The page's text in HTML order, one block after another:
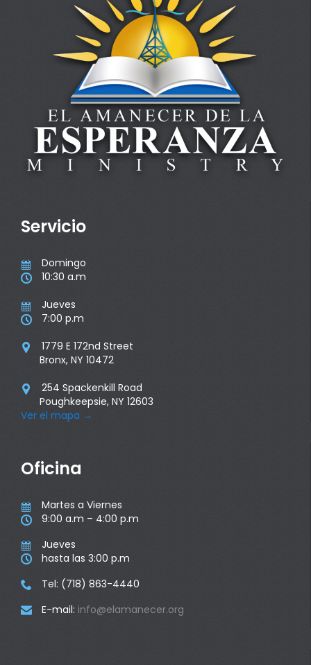
Servicio
 Domingo
 10:30 a.m
 Jueves
 7:00 p.m

1779 E 172nd Street
Bronx, NY 10472

254 Spackenkill Road
Poughkeepsie, NY 12603
Ver el mapa →
Oficina
 Martes a Viernes
 9:00 a.m – 4:00 p.m
 Jueves
 hasta las 3:00 p.m
 Tel: (718) 863-4440
 E-mail: info@elamanecer.org